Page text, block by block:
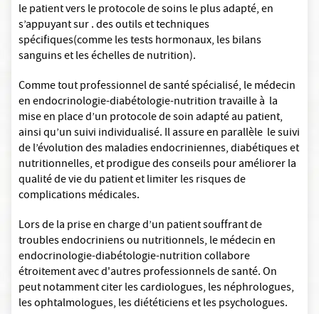
le patient vers le protocole de soins le plus adapté, en
s’appuyant sur . des outils et techniques
spécifiques(comme les tests hormonaux, les bilans
sanguins et les échelles de nutrition).
Comme tout professionnel de santé spécialisé, le médecin
en endocrinologie-diabétologie-nutrition travaille à la
mise en place d’un protocole de soin adapté au patient,
ainsi qu’un suivi individualisé. Il assure en parallèle le suivi
de l’évolution des maladies endocriniennes, diabétiques et
nutritionnelles, et prodigue des conseils pour améliorer la
qualité de vie du patient et limiter les risques de
complications médicales.
Lors de la prise en charge d’un patient souffrant de
troubles endocriniens ou nutritionnels, le médecin en
endocrinologie-diabétologie-nutrition collabore
étroitement avec d'autres professionnels de santé. On
peut notamment citer les cardiologues, les néphrologues,
les ophtalmologues, les diététiciens et les psychologues.